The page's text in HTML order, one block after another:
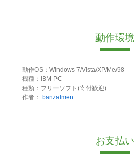
動作環境
動作OS：Windows 7/Vista/XP/Me/98
機種：IBM-PC
種類：フリーソフト(寄付歓迎)
作者： banzalmen
お支払い